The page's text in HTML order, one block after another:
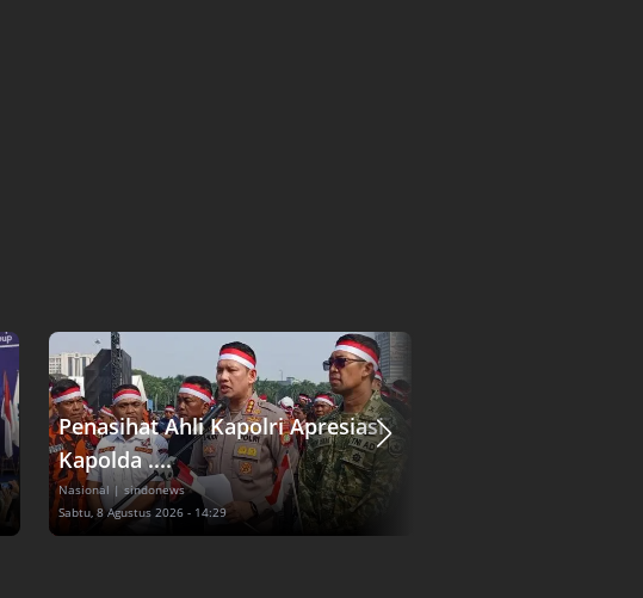
Penasihat Ahli Kapolri Apresiasi
Kapolda ....
Nasional | sindonews
Sabtu, 8 Agustus 2026 - 14:29